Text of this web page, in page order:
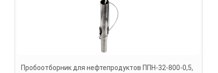
Пробоотборник для нефтепродуктов ППН-32-800-0,5,